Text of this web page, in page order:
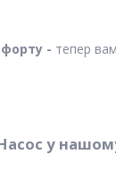
- тепер
у